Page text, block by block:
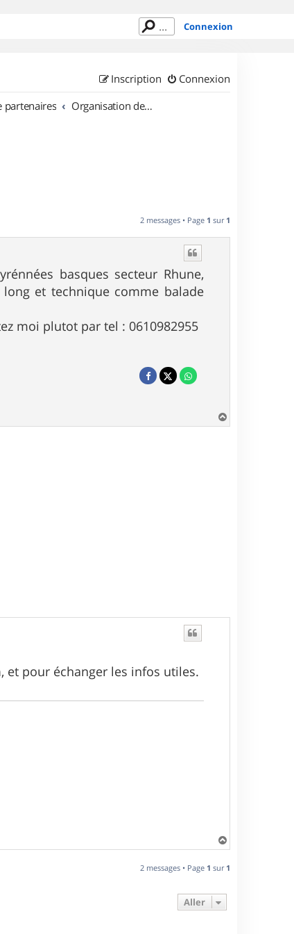
Connexion
Connexion
Inscription
partenaires Organisation de sorties en région Aquitaine
2 messages • Page 1 sur 1
basques secteur Rhune,
et technique comme balade
moi plutot par tel : 0610982955
a
pour échanger les infos utiles.
a
t
2 messages • Page 1 sur 1
Aller